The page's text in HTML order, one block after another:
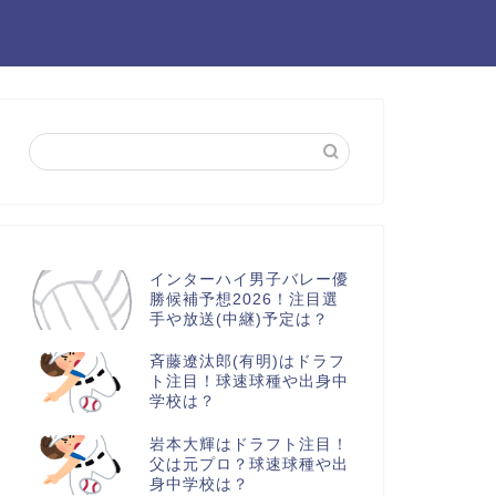
インターハイ男子バレー優
勝候補予想2026！注目選
手や放送(中継)予定は？
斉藤遼汰郎(有明)はドラフ
ト注目！球速球種や出身中
学校は？
岩本大輝はドラフト注目！
父は元プロ？球速球種や出
身中学校は？